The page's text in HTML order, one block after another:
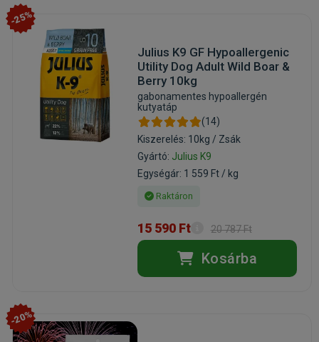
-25%
Julius K9 GF Hypoallergenic
Utility Dog Adult Wild Boar &
Berry 10kg
gabonamentes hypoallergén
kutyatáp
(14)
Kiszerelés: 10kg / Zsák
Gyártó: Julius K9
Egységár: 1 559 Ft / kg
Raktáron
15 590 Ft 20 787 Ft
Kosárba
-20%